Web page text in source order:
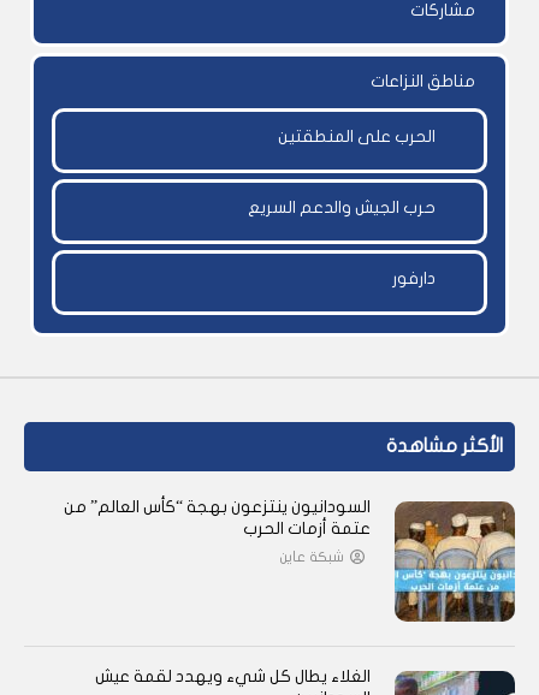
مشاركات
مناطق النزاعات
الحرب على المنطقتين
حرب الجيش والدعم السريع
دارفور
الأكثر مشاهدة
السودانيون ينتزعون بهجة “كأس العالم” من
عتمة أزمات الحرب
شبكة عاين
الغلاء يطال كل شيء ويهدد لقمة عيش